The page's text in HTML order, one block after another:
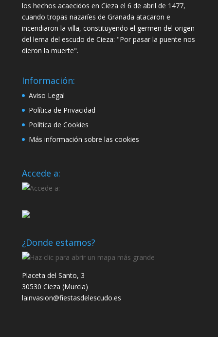
los hechos acaecidos en Cieza el 6 de abril de 1477,
cuando tropas nazaríes de Granada atacaron e
incendiaron la villa, constituyendo el germen del origen
del lema del escudo de Cieza: "Por pasar la puente nos
dieron la muerte".
Información:
Aviso Legal
Política de Privacidad
Política de Cookies
Más información sobre las cookies
Accede a:
¿Donde estamos?
Placeta del Santo, 3
30530 Cieza (Murcia)
lainvasion@fiestasdelescudo.es